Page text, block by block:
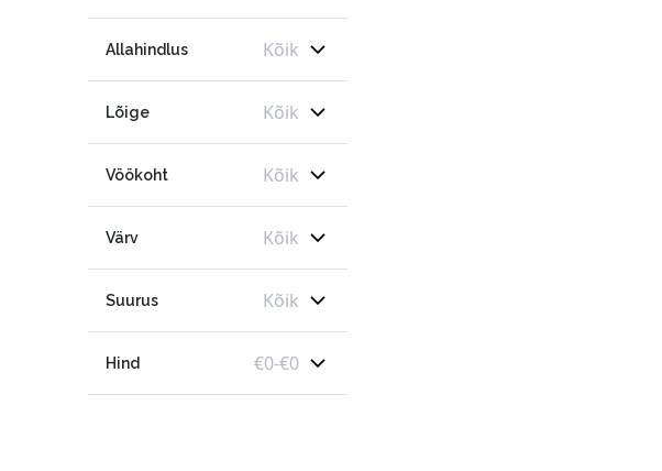
Allahindlus Kõik
Lõige Kõik
Vöökoht Kõik
Värv Kõik
Suurus Kõik
Hind €0-€0